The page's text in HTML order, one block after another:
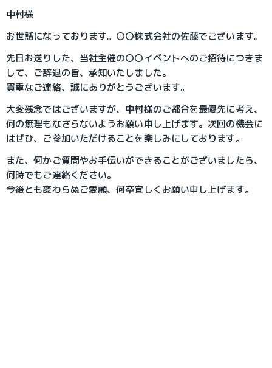
中村様
お世話になっております。〇〇株式会社の佐藤でございます。
先日お送りした、当社主催の〇〇イベントへのご招待につきま
して、ご辞退の旨、承知いたしました。
貴重なご連絡、誠にありがとうございます。
大変残念ではございますが、中村様のご都合を最優先に考え、
何の無理もなさらないようお願い申し上げます。次回の機会に
はぜひ、ご参加いただけることを楽しみにしております。
また、何かご質問やお手伝いができることがございましたら、
何時でもご連絡ください。
今後とも変わらぬご愛顧、何卒宜しくお願い申し上げます。